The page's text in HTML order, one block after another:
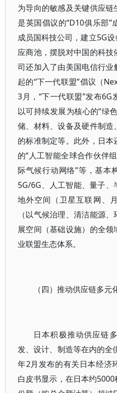
为导向的敏感及关键供应
是英国倡议的“D10俱乐部
成员国科技公司，建立5G
应商池，摆脱对中国的科
司还加入了由美国电信行业
起的“下一代联盟”倡议（
3月，“下一代联盟”发布
以可持续发展为核心的“绿
储、材料、设备及硬件制
的标准制定等。此外，日
的“人工智能全球合作伙伴
际气候行动网络”等，基本
5G/6G、人工智能、量子、
地外空间（卫星互联网、
（以气候治理、清洁能源
展空间（基础设施）的全
业联盟生态体系。
（四）推动供应链多元
日本积极推动供应链
发、设计、制造等在内的全
年2月发布的有关日本经济
白皮书显示，在日本约